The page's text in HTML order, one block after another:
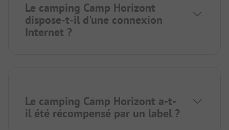
Le camping Camp Horizont
dispose-t-il d'une connexion
Internet ?
Le camping Camp Horizont a-t-
il été récompensé par un label ?